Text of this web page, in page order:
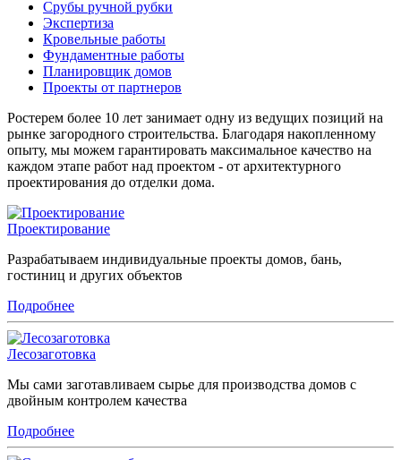
Срубы ручной рубки
Экспертиза
Кровельные работы
Фундаментные работы
Планировщик домов
Проекты от партнеров
Ростерем более 10 лет занимает одну из ведущих позиций на
рынке загородного строительства. Благодаря накопленному
опыту, мы можем гарантировать максимальное качество на
каждом этапе работ над проектом - от архитектурного
проектирования до отделки дома.
Проектирование
Разрабатываем индивидуальные проекты домов, бань,
гостиниц и других объектов
Подробнее
Лесозаготовка
Мы сами заготавливаем сырье для производства домов с
двойным контролем качества
Подробнее